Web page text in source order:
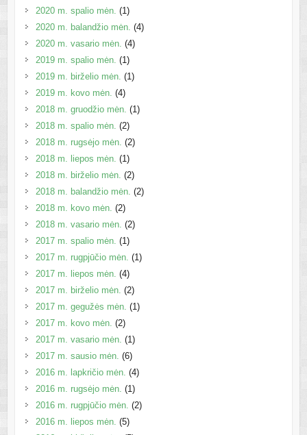
2020 m. spalio mėn. (1)
2020 m. balandžio mėn. (4)
2020 m. vasario mėn. (4)
2019 m. spalio mėn. (1)
2019 m. birželio mėn. (1)
2019 m. kovo mėn. (4)
2018 m. gruodžio mėn. (1)
2018 m. spalio mėn. (2)
2018 m. rugsėjo mėn. (2)
2018 m. liepos mėn. (1)
2018 m. birželio mėn. (2)
2018 m. balandžio mėn. (2)
2018 m. kovo mėn. (2)
2018 m. vasario mėn. (2)
2017 m. spalio mėn. (1)
2017 m. rugpjūčio mėn. (1)
2017 m. liepos mėn. (4)
2017 m. birželio mėn. (2)
2017 m. gegužės mėn. (1)
2017 m. kovo mėn. (2)
2017 m. vasario mėn. (1)
2017 m. sausio mėn. (6)
2016 m. lapkričio mėn. (4)
2016 m. rugsėjo mėn. (1)
2016 m. rugpjūčio mėn. (2)
2016 m. liepos mėn. (5)